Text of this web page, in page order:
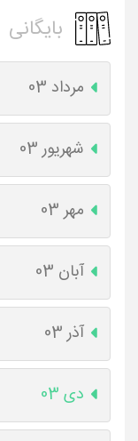
بایگانی
مرداد 03
شهریور 03
مهر 03
آبان 03
آذر 03
دی 03